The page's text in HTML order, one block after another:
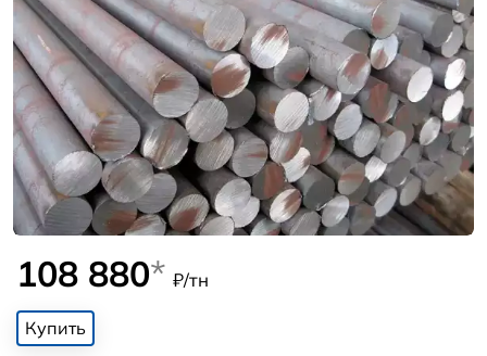
108 880* ₽/тн
Купить